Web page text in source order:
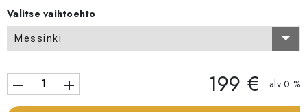
Valitse vaihtoehto
Messinki
remove add 199 € alv 0 %